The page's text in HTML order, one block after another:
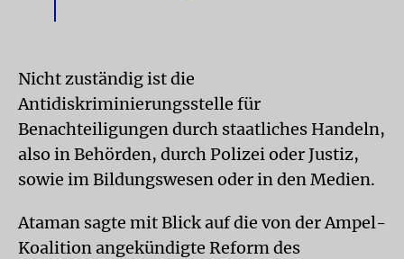
Nicht zuständig ist die
Antidiskriminierungsstelle für
Benachteiligungen durch staatliches Handeln,
also in Behörden, durch Polizei oder Justiz,
sowie im Bildungswesen oder in den Medien.
Ataman sagte mit Blick auf die von der Ampel-
Koalition angekündigte Reform des